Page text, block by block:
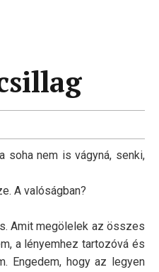
soha nem is vágyná, senki,
A valóságban?
Amit megölelek az összes
a lényemhez tartozóvá és
Engedem, hogy az legyen